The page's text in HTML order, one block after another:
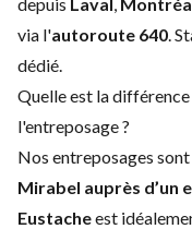
via l'autoroute 640.
dédié.
Quelle est la
l'entreposage ?
Nos entreposages sont
Mirabel auprès
Eustacheest